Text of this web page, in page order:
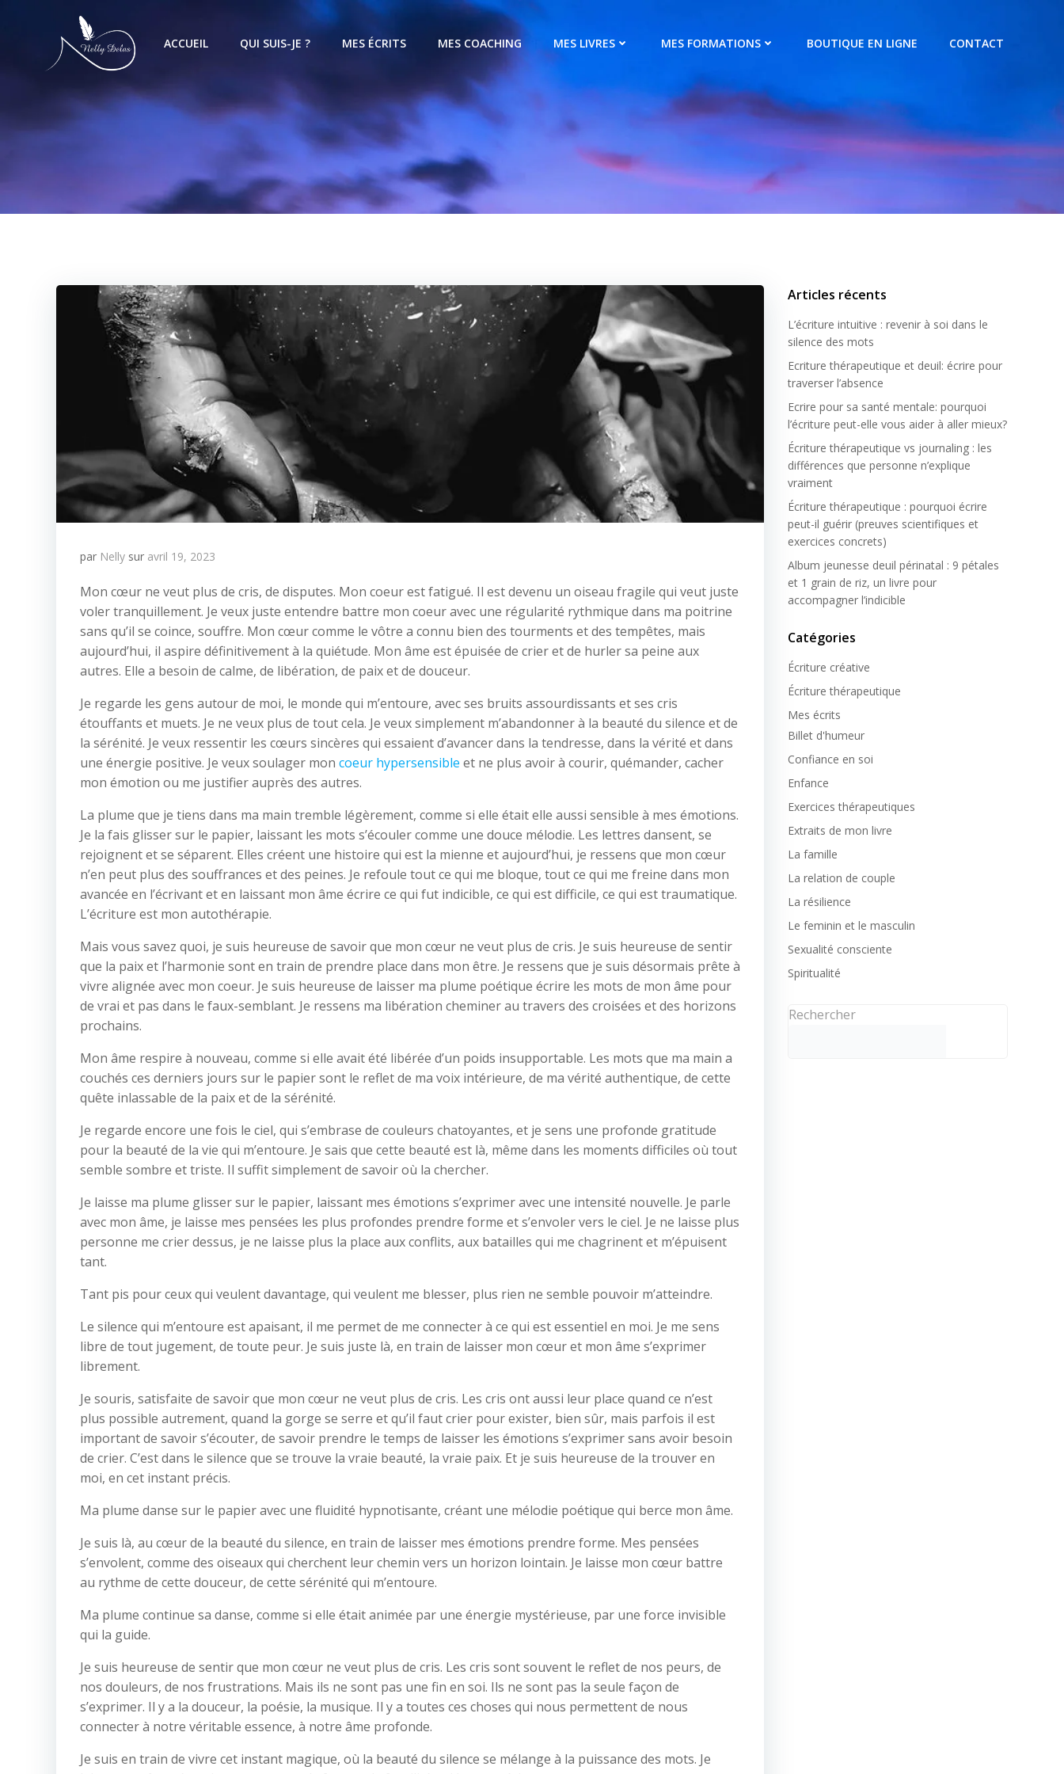
ACCUEIL QUI SUIS-JE ? MES ÉCRITS MES COACHING MES LIVRES MES FORMATIONS BOUTIQUE EN LIGNE CONTACT
par Nelly sur avril 19, 2023
Mon cœur ne veut plus de cris, de disputes. Mon coeur est fatigué. Il est devenu un oiseau fragile qui veut juste
voler tranquillement. Je veux juste entendre battre mon coeur avec une régularité rythmique dans ma poitrine
sans qu’il se coince, souffre. Mon cœur comme le vôtre a connu bien des tourments et des tempêtes, mais
aujourd’hui, il aspire définitivement à la quiétude. Mon âme est épuisée de crier et de hurler sa peine aux
autres. Elle a besoin de calme, de libération, de paix et de douceur.
Je regarde les gens autour de moi, le monde qui m’entoure, avec ses bruits assourdissants et ses cris
étouffants et muets. Je ne veux plus de tout cela. Je veux simplement m’abandonner à la beauté du silence et de
la sérénité. Je veux ressentir les cœurs sincères qui essaient d’avancer dans la tendresse, dans la vérité et dans
une énergie positive. Je veux soulager mon coeur hypersensible et ne plus avoir à courir, quémander, cacher
mon émotion ou me justifier auprès des autres.
La plume que je tiens dans ma main tremble légèrement, comme si elle était elle aussi sensible à mes émotions.
Je la fais glisser sur le papier, laissant les mots s’écouler comme une douce mélodie. Les lettres dansent, se
rejoignent et se séparent. Elles créent une histoire qui est la mienne et aujourd’hui, je ressens que mon cœur
n’en peut plus des souffrances et des peines. Je refoule tout ce qui me bloque, tout ce qui me freine dans mon
avancée en l’écrivant et en laissant mon âme écrire ce qui fut indicible, ce qui est difficile, ce qui est traumatique.
L’écriture est mon autothérapie.
Mais vous savez quoi, je suis heureuse de savoir que mon cœur ne veut plus de cris. Je suis heureuse de sentir
que la paix et l’harmonie sont en train de prendre place dans mon être. Je ressens que je suis désormais prête à
vivre alignée avec mon coeur. Je suis heureuse de laisser ma plume poétique écrire les mots de mon âme pour
de vrai et pas dans le faux-semblant. Je ressens ma libération cheminer au travers des croisées et des horizons
prochains.
Mon âme respire à nouveau, comme si elle avait été libérée d’un poids insupportable. Les mots que ma main a
couchés ces derniers jours sur le papier sont le reflet de ma voix intérieure, de ma vérité authentique, de cette
quête inlassable de la paix et de la sérénité.
Je regarde encore une fois le ciel, qui s’embrase de couleurs chatoyantes, et je sens une profonde gratitude
pour la beauté de la vie qui m’entoure. Je sais que cette beauté est là, même dans les moments difficiles où tout
semble sombre et triste. Il suffit simplement de savoir où la chercher.
Je laisse ma plume glisser sur le papier, laissant mes émotions s’exprimer avec une intensité nouvelle. Je parle
avec mon âme, je laisse mes pensées les plus profondes prendre forme et s’envoler vers le ciel. Je ne laisse plus
personne me crier dessus, je ne laisse plus la place aux conflits, aux batailles qui me chagrinent et m’épuisent
tant.
Tant pis pour ceux qui veulent davantage, qui veulent me blesser, plus rien ne semble pouvoir m’atteindre.
Le silence qui m’entoure est apaisant, il me permet de me connecter à ce qui est essentiel en moi. Je me sens
libre de tout jugement, de toute peur. Je suis juste là, en train de laisser mon cœur et mon âme s’exprimer
librement.
Je souris, satisfaite de savoir que mon cœur ne veut plus de cris. Les cris ont aussi leur place quand ce n’est
plus possible autrement, quand la gorge se serre et qu’il faut crier pour exister, bien sûr, mais parfois il est
important de savoir s’écouter, de savoir prendre le temps de laisser les émotions s’exprimer sans avoir besoin
de crier. C’est dans le silence que se trouve la vraie beauté, la vraie paix. Et je suis heureuse de la trouver en
moi, en cet instant précis.
Ma plume danse sur le papier avec une fluidité hypnotisante, créant une mélodie poétique qui berce mon âme.
Je suis là, au cœur de la beauté du silence, en train de laisser mes émotions prendre forme. Mes pensées
s’envolent, comme des oiseaux qui cherchent leur chemin vers un horizon lointain. Je laisse mon cœur battre
au rythme de cette douceur, de cette sérénité qui m’entoure.
Ma plume continue sa danse, comme si elle était animée par une énergie mystérieuse, par une force invisible
qui la guide.
Je suis heureuse de sentir que mon cœur ne veut plus de cris. Les cris sont souvent le reflet de nos peurs, de
nos douleurs, de nos frustrations. Mais ils ne sont pas une fin en soi. Ils ne sont pas la seule façon de
s’exprimer. Il y a la douceur, la poésie, la musique. Il y a toutes ces choses qui nous permettent de nous
connecter à notre véritable essence, à notre âme profonde.
Je suis en train de vivre cet instant magique, où la beauté du silence se mélange à la puissance des mots. Je
Articles récents
L’écriture intuitive : revenir à soi dans le
silence des mots
Ecriture thérapeutique et deuil: écrire pour
traverser l’absence
Ecrire pour sa santé mentale: pourquoi
l’écriture peut-elle vous aider à aller mieux?
Écriture thérapeutique vs journaling : les
différences que personne n’explique
vraiment
Écriture thérapeutique : pourquoi écrire
peut-il guérir (preuves scientifiques et
exercices concrets)
Album jeunesse deuil périnatal : 9 pétales
et 1 grain de riz, un livre pour
accompagner l’indicible
Catégories
Écriture créative
Écriture thérapeutique
Mes écrits
Billet d'humeur
Confiance en soi
Enfance
Exercices thérapeutiques
Extraits de mon livre
La famille
La relation de couple
La résilience
Le feminin et le masculin
Sexualité consciente
Spiritualité
Rechercher